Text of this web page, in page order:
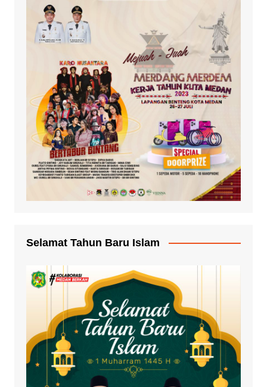
Selamat Tahun Baru Islam